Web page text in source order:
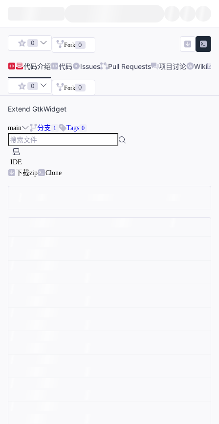
0 Fork 0
代码介绍 代码 Issues Pull Requests 项目讨论 Wiki
0 Fork 0
Extend GtkWidget
main 分支 1 Tags 0
IDE
下载zip
Clone